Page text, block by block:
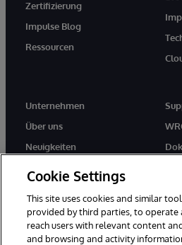
Zertifizierung
Impulse Blog
Ressourcen
Unternehmen
Über uns
Neuigkeiten
Cookie Settings
This site uses cookies and similar
provided by third parties, to operate
reach users with relevant content
and browsing and activity